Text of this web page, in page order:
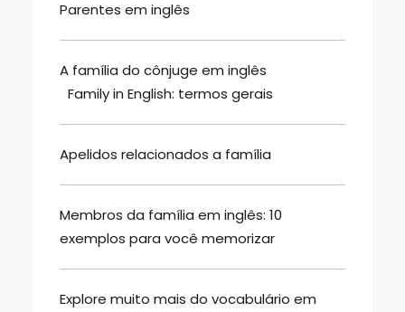
Parentes em inglês
A família do cônjuge em inglês
Family in English: termos gerais
Apelidos relacionados a família
Membros da família em inglês: 10
exemplos para você memorizar
Explore muito mais do vocabulário em